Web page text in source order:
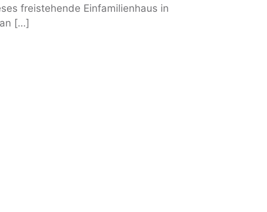
freistehende Einfamilienhaus in
[…]